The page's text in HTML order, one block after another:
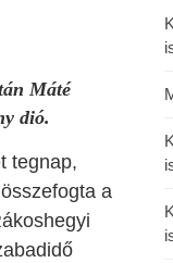
Máté
dió.
tegnap,
a